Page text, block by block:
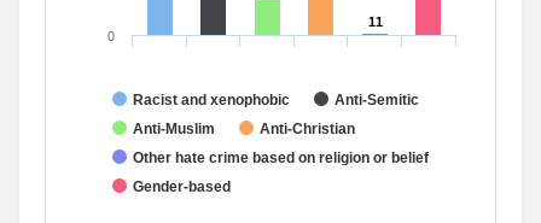
11
11
Racist and xenophobic
Anti-Semitic
Anti-Muslim
Anti-Christian
Other hate crime based on religion or belief
Gender-based
0